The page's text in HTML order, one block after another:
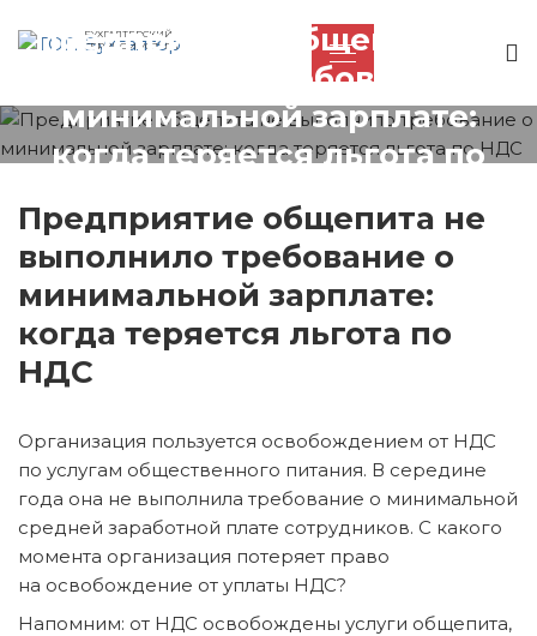
БУХГАЛТЕРСКИЙ
СЕРВИС И УСЛУГИ
Предприятие общепита не
выполнило требование о
минимальной зарплате:
когда теряется льгота по
Предприятие общепита не
выполнило требование о
минимальной зарплате:
когда теряется льгота по
НДС
Организация пользуется освобождением от НДС
по услугам общественного питания. В середине
года она не выполнила требование о минимальной
средней заработной плате сотрудников. С какого
момента организация потеряет право
на освобождение от уплаты НДС?
Напомним: от НДС освобождены услуги общепита,